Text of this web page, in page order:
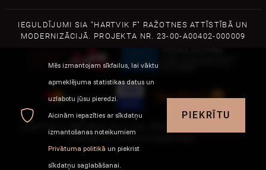
IEGULDĪJUMI SIA "HARTVIK F" RAŽOTNES ATTĪSTĪBĀ UN
MODERNIZĀCIJĀ. PROJEKTA NR. 23-00-A00402-000009
Mēs izmantojam sīkfailus, lai vāktu
apmeklējuma statistikas datus un
uzlabotu jūsu pieredzi.
Aicinām iepazīties ar sīkdatņu
izmantošanas noteikumiem
Privātuma politikā un piekrist
sīkdatņu saglabāšanai.
PIEKRĪTU